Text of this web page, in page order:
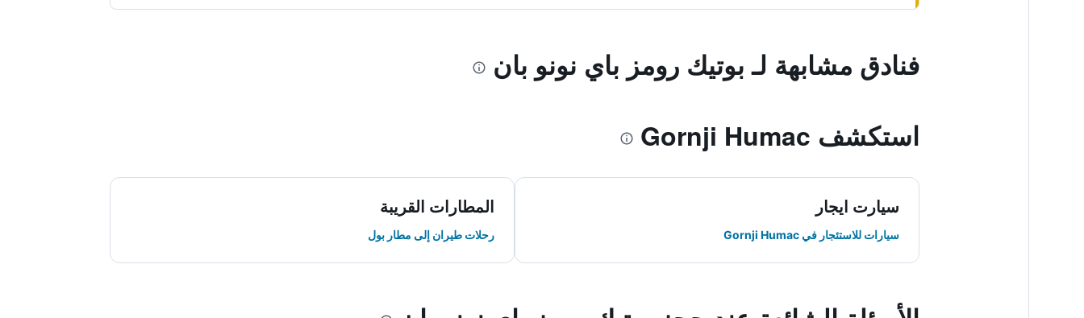
فنادق مشابهة لـ بوتيك رومز باي نونو بان
استكشف Gornji Humac
سيارت ايجار
سيارات للاستئجار في Gornji Humac
المطارات القريبة
رحلات طيران إلى مطار بول